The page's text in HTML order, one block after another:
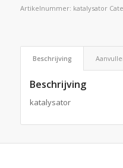
Artikelnummer: katalysator
Beschrijving
Beschrijving
katalysator